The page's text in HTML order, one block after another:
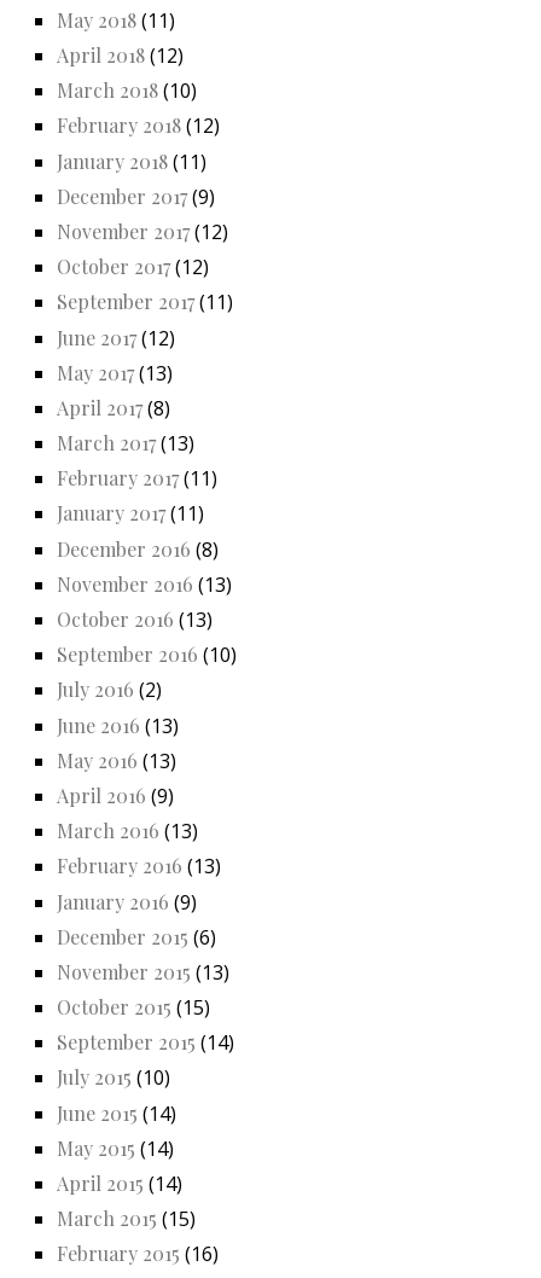
May 2018(11)
April 2018(12)
March 2018(10)
February 2018(12)
January 2018(11)
December 2017(9)
November 2017(12)
October 2017(12)
September 2017(11)
June 2017(12)
May 2017(13)
April 2017(8)
March 2017(13)
February 2017(11)
January 2017(11)
December 2016 (8)
November 2016 (13)
October 2016 (13)
September 2016 (10)
July 2016 (2)
June 2016 (13)
May 2016 (13)
April 2016 (9)
March 2016 (13)
February 2016 (13)
January 2016 (9)
December 2015 (6)
November 2015 (13)
October 2015 (15)
September 2015 (14)
July 2015 (10)
June 2015 (14)
May 2015 (14)
April 2015 (14)
March 2015 (15)
February 2015 (16)